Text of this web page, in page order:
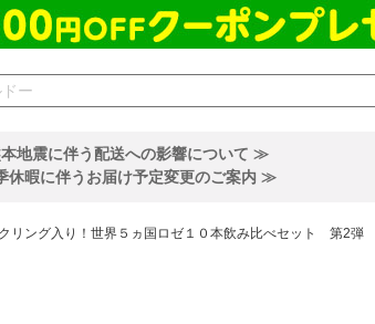
地震に伴う配送への影響について ≫
休暇に伴うお届け予定変更のご案内 ≫
リング入り！世界５ヵ国ロゼ１０本飲み比べセット 第2弾